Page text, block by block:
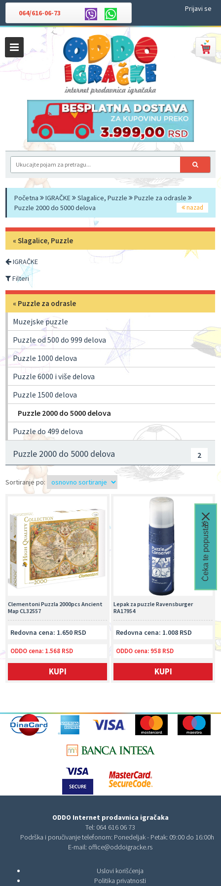
064/616-06-73 Prijavi se
Početna IGRAČKE Slagalice, Puzzle
Puzzle za odrasle
Puzzle 2000 do 5000 delova
nazad
«Slagalice, Puzzle
IGRAČKE
Filteri
« Puzzle za odrasle
Muzejske puzzle
Puzzle od 500 do 999 delova
Puzzle 1000 delova
Puzzle 6000 i više delova
Puzzle 1500 delova
Puzzle 2000 do 5000 delova
Puzzle do 499 delova
Puzzle 2000 do 5000 delova 2
Sortiranje po:
Lepak za puzzle Ravensburger
RA17954
Redovna cena: 1.008 RSD
ODDO cena: 958 RSD
KUPI
Clementoni Puzzla 2000pcs Ancient
Map CL32557
Redovna cena: 1.650 RSD
ODDO cena: 1.568 RSD
KUPI
ODDO Internet prodavnica igračaka
Tel: 064 616 06 73
Podrška i poručivanje telefonom: Ponedeljak - Petak: 09:00 do 16:00h
E-mail: office@oddoigracke.rs
Uslovi korišćenja
Politika privatnosti
Čeka te popust🎁